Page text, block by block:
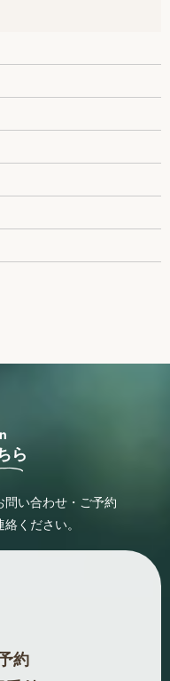
ら
い合わせ・ご予約
ください。
約